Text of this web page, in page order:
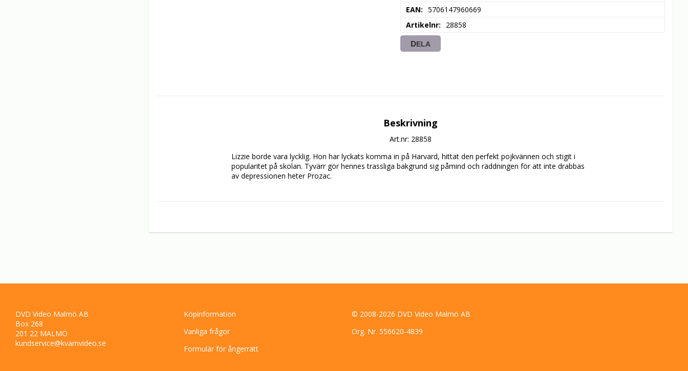
EAN
5706147960669
Artikelnr
28858
DELA
Beskrivning
Art.nr: 28858
Lizzie borde vara lycklig. Hon har lyckats komma in på Harvard, hittat den perfekt pojkvännen och stigit i
popularitet på skolan. Tyvärr gör hennes trassliga bakgrund sig påmind och räddningen för att inte drabbas
av depressionen heter Prozac.
DVD Video Malmö AB
Box 268
201 22 MALMÖ
kundservice@kvarnvideo.se
Köpinformation
Vanliga frågor
Formulär för ångerrätt
© 2008-2026 DVD Video Malmö AB
Org. Nr. 556620-4839